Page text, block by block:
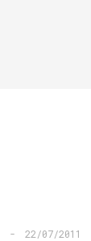
- 22/07/2011